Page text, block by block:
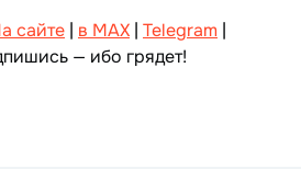
сайте | в MAX | Telegram |
— ибо грядет!